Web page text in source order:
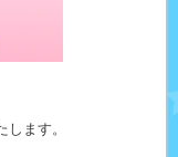
ます。